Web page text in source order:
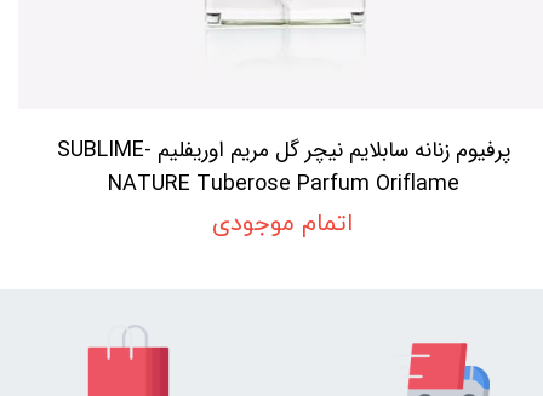
پرفیوم زنانه سابلایم نیچر گل مریم اوریفلیم SUBLIME-
NATURE Tuberose Parfum Oriflame
اتمام موجودی